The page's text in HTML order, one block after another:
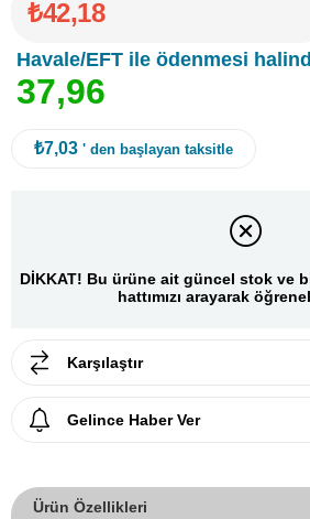
₺42,18
Havale/EFT ile ödenmesi
37,96
₺7,03 ' den başlayan taksitle
DİKKAT! Bu ürüne ait güncel stok ve
hattımızı arayarak
Karşılaştır
Gelince Haber Ver
Ürün Özellikleri